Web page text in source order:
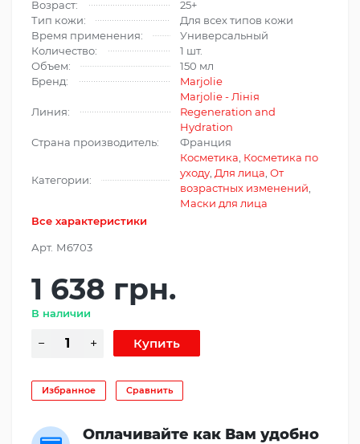
Возраст:
25+
Тип кожи:
Для всех типов кожи
Время применения:
Универсальный
Количество:
1 шт.
Объем:
150 мл
Бренд:
Marjolie
Линия:
Marjolie - Лінія
Regeneration and
Hydration
Страна производитель:
Франция
Категории:
Косметика Косметика по
уходу Для лица От
возрастных изменений
Маски для лица
Все характеристики
Арт. М6703
1 638 грн.
В наличии
Избранное Сравнить
Оплачивайте как Вам удобно